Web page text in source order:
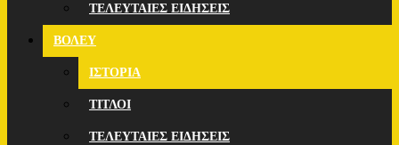
ΤΕΛΕΥΤΑΙΕΣ ΕΙΔΗΣΕΙΣ
ΒΟΛΕΥ
ΙΣΤΟΡΙΑ
ΤΙΤΛΟΙ
ΤΕΛΕΥΤΑΙΕΣ ΕΙΔΗΣΕΙΣ